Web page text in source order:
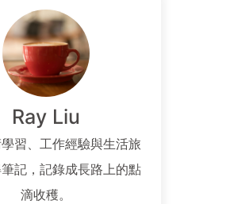
Ray Liu
習、工作經驗與生活旅
記，記錄成長路上的點
滴收穫。